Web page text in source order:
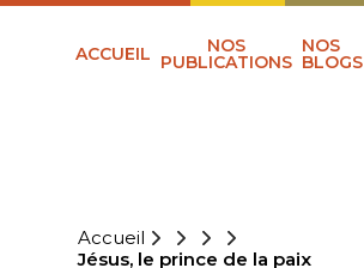
ACCUEIL NOS
PUBLICATIONS
NOS
BLOGS
Accueil
Jésus, le prince de la paix